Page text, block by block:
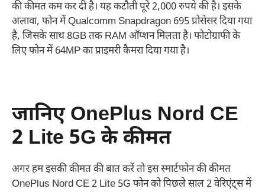
की कीमत कम कर दी है। यह कटौती पूरे 2,000 रुपये की है। इसके
अलावा, फोन में Qualcomm Snapdragon 695 प्रोसेसर दिया गया
है, जिसके साथ 8GB तक RAM ऑप्शन मिलता है। फोटोग्राफी के
लिए फोन में 64MP का प्राइमरी कैमरा दिया गया है।
जानिए OnePlus Nord CE
2 Lite 5G के कीमत
अगर हम इसकी कीमत की बात करें तो इस स्मार्टफोन की कीमत
OnePlus Nord CE 2 Lite 5G फोन को पिछले साल 2 वेरिएंट्स में